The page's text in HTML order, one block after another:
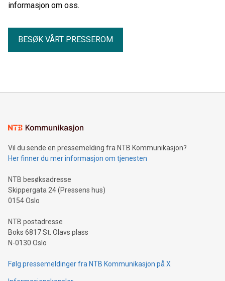
informasjon om oss.
BESØK VÅRT PRESSEROM
Vil du sende en pressemelding fra NTB Kommunikasjon?
Her finner du mer informasjon om tjenesten
NTB besøksadresse
Skippergata 24 (Pressens hus)
0154 Oslo
NTB postadresse
Boks 6817 St. Olavs plass
N-0130 Oslo
Følg pressemeldinger fra NTB Kommunikasjon på X